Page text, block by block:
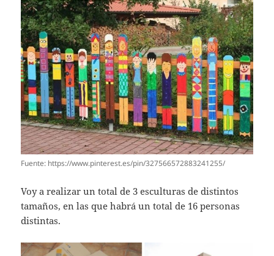
Fuente: https://www.pinterest.es/pin/327566572883241255/
Voy a realizar un total de 3 esculturas de distintos
tamaños, en las que habrá un total de 16 personas
distintas.